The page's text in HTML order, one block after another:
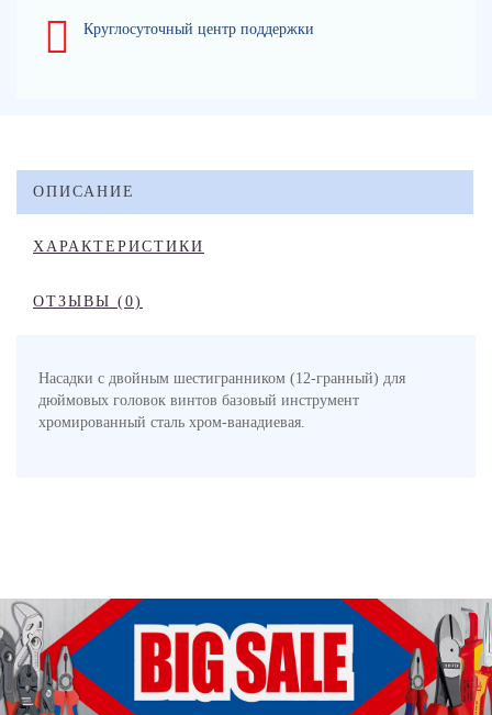
Круглосуточный центр поддержки
ОПИСАНИЕ
ХАРАКТЕРИСТИКИ
ОТЗЫВЫ (0)
Насадки с двойным шестигранником (12-гранный) для
дюймовых головок винтов базовый инструмент
хромированный сталь хром-ванадиевая.